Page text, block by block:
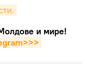
и мире!